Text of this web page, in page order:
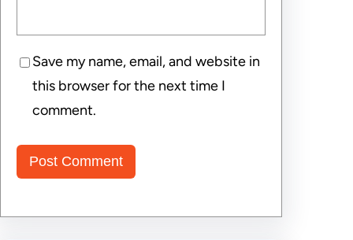
Save my name, email, and website in
this browser for the next time I
comment.